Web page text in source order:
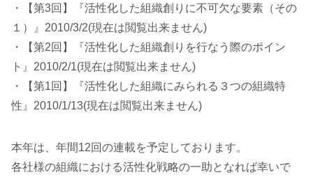
・【第3回】『活性化した組織創りに不可欠な要素（その
１）』2010/3/2(現在は閲覧出来ません)
・【第2回】『活性化した組織創りを行なう際のポイン
ト』2010/2/1(現在は閲覧出来ません)
・【第1回】『活性化した組織にみられる３つの組織特
性』2010/1/13(現在は閲覧出来ません)
本年は、年間12回の連載を予定しております。
各社様の組織における活性化戦略の一助となれば幸いで